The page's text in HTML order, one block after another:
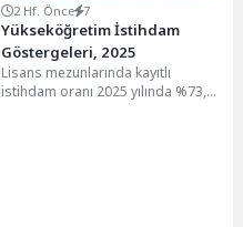
2 Hf. Önce 7
Yükseköğretim İstihdam
Göstergeleri, 2025
Lisans mezunlarında kayıtlı
istihdam oranı 2025 yılında %73,9